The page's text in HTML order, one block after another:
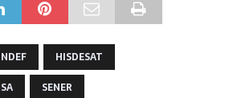
HISDESAT
SENER